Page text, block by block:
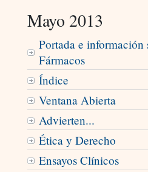
Mayo 2013
Portada e
Fármacos
Índice
Ventana Abierta
Advierten...
Ética y Derecho
Ensayos Clínicos